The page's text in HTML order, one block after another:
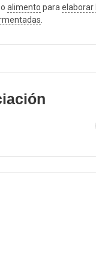
alimento para elaborar